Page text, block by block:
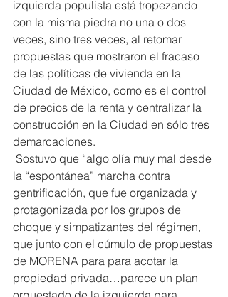
izquierda populista está tropezando
con la misma piedra no una o dos
veces, sino tres veces, al retomar
propuestas que mostraron el fracaso
de las políticas de vivienda en la
Ciudad de México, como es el control
de precios de la renta y centralizar la
construcción en la Ciudad en sólo tres
demarcaciones.
Sostuvo que “algo olía muy mal desde
la “espontánea” marcha contra
gentrificación, que fue organizada y
protagonizada por los grupos de
choque y simpatizantes del régimen,
que junto con el cúmulo de propuestas
de MORENA para para acotar la
propiedad privada…parece un plan